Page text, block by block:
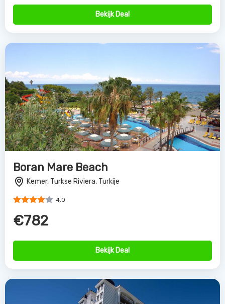
Bekijk Deal
Boran Mare Beach
Kemer, Turkse Riviera, Turkije
4.0
€782
Bekijk Deal